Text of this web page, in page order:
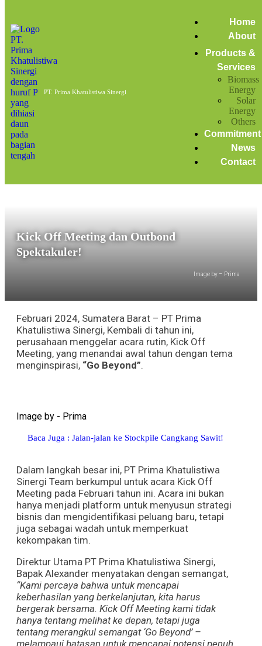
PT. Prima Khatulistiwa Sinergi
Home
About
Products &
Services
Biomass
Energy
Solar
Energy
Others
Commitment
News
Contact
Posts tagged: solar PV development
Kickoff Meeting dan Outbond Spektakuler!
February 15, 2024
by admin
Kick Off Meeting dan Outbond
Spektakuler!
Image by – Prima
Februari 2024, Sumatera Barat – PT Prima
Khatulistiwa Sinergi, Kembali di tahun ini,
perusahaan menggelar acara rutin, Kick Off
Meeting, yang menandai awal tahun dengan tema
menginspirasi, “Go Beyond”.
Image by - Prima
Baca Juga : Jalan-jalan ke Stockpile Cangkang Sawit!
Dalam langkah besar ini, PT Prima Khatulistiwa
Sinergi Team berkumpul untuk acara Kick Off
Meeting pada Februari tahun ini. Acara ini bukan
hanya menjadi platform untuk menyusun strategi
bisnis dan mengidentifikasi peluang baru, tetapi
juga sebagai wadah untuk memperkuat
kekompakan tim.
Direktur Utama PT Prima Khatulistiwa Sinergi,
Bapak Alexander menyatakan dengan semangat,
“Kami percaya bahwa untuk mencapai
keberhasilan yang berkelanjutan, kita harus
bergerak bersama. Kick Off Meeting kami tidak
hanya tentang melihat ke depan, tetapi juga
tentang merangkul semangat ‘Go Beyond’ –